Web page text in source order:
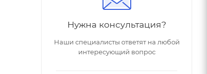
Нужна консультация?
Наши специалисты ответят на любой
интересующий вопрос